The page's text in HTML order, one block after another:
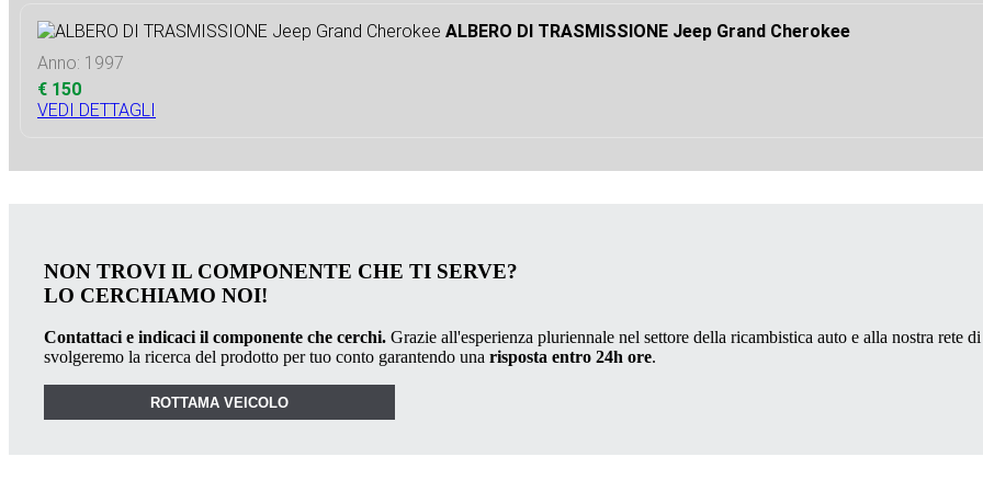
ALBERO DI TRASMISSIONE Jeep Grand Cherokee
Anno: 1997
€ 150
VEDI DETTAGLI
NON TROVI IL COMPONENTE CHE TI SERVE?
LO CERCHIAMO NOI!
Contattaci e indicaci il componente che cerchi. Grazie all'esperienza pluriennale nel settore della ricambistica auto e alla nostra rete di
svolgeremo la ricerca del prodotto per tuo conto garantendo una risposta entro 24h ore.
ROTTAMA VEICOLO